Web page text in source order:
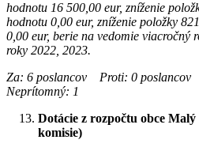
hodnotu 16 500,00 eur, zníženie
hodnotu 0,00 eur, zníženie položky
0,00 eur, berie na vedomie viacročný
roky 2022, 2023.
Za: 6 poslancov Proti: 0
Neprítomný: 1
Dotácie z rozpočtu obce
komisie)